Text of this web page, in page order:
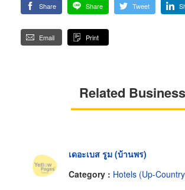
Share Share Tweet
Email Print
Related Business
เดอะเบส รูม (บ้านพร)
Category : Hotels (Up-